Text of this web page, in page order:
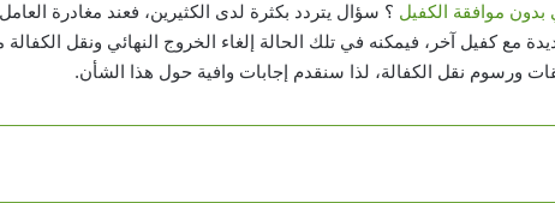
بدون موافقة الكفيل ؟ سؤال يتردد بكثرة لدى الكثيرين، فعند مغادرة
كفيل آخر، فيمكنه في تلك الحالة إلغاء الخروج النهائي ونقل الكفالة
ورسوم نقل الكفالة، لذا سنقدم إجابات وافية حول هذا الشأن.